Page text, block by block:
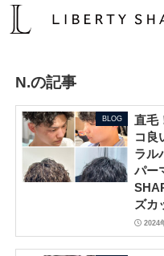
N.の記事
BLOG
直毛
コ良
ラル
パー
ズカ
2024